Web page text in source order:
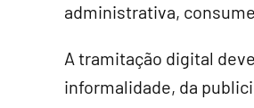
administrativa,
A tramitação digital
informalidade, da